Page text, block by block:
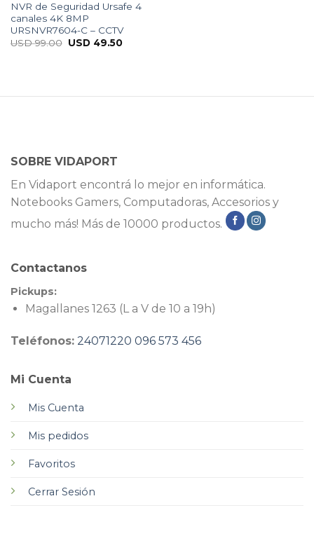
NVR de Seguridad Ursafe 4
canales 4K 8MP
URSNVR7604-C – CCTV
USD99.00 USD 49.50
SOBRE VIDAPORT
En Vidaport encontrá lo mejor en informática.
Notebooks Gamers, Computadoras, Accesorios y
mucho más! Más de 10000 productos.
Mi Cuenta
Mis Cuenta
Mis pedidos
Favoritos
Cerrar Sesión
Contactanos
Pickups:
Magallanes 1263 (L a V de 10 a 19h)
Teléfonos: 24071220 096 573 456